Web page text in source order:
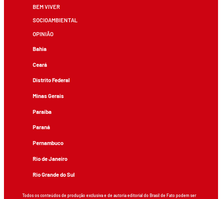
BEM VIVER
SOCIOAMBIENTAL
OPINIÃO
Bahia
Ceará
Distrito Federal
Minas Gerais
Paraíba
Paraná
Pernambuco
Rio de Janeiro
Rio Grande do Sul
Todos os conteúdos de produção exclusiva e de autoria editorial do Brasil de Fato podem ser